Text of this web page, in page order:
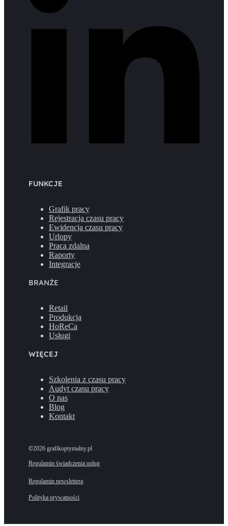
FUNKCJE
Grafik pracy
Rejestracja czasu pracy
Ewidencja czasu pracy
Urlopy
Praca zdalna
Raporty
Integracje
BRANŻE
Retail
Produkcja
HoReCa
Usługi
WIĘCEJ
Szkolenia z czasu pracy
Audyt czasu pracy
O nas
Blog
Kontakt
©️2026 grafikoptymalny.pl
Regulamin świadczenia usług
Regulamin newslettera
Polityka prywatności